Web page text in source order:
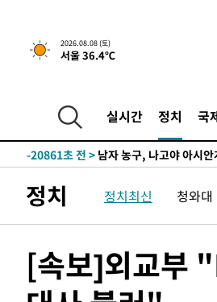
2026.08.08 (토)
서울 36.4℃
실시간 정치 국
1시간 전 >[속보]뉴욕증시 상승 마감
-25617초 전 >
백운산서 80년근 천종
-23327초 전 >
-20861초 전 > 남자 농구, 나고야 아시
-16464초 전 >
극한폭염 한풀 꺾이지
-13482초 전 >축구협회 "압수수색·성
송"
-620초 전 >'최고 37도' 폭염 지속…강원
1시간 전 >[속보]뉴욕증시 상승 마감
정치 정치최신 청와대
[속보]외교부